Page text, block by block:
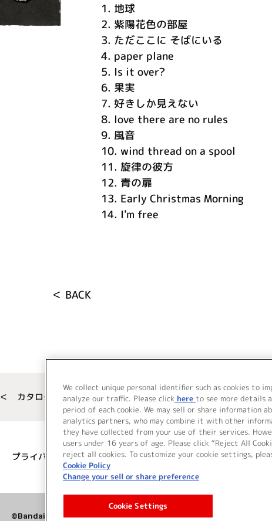
1. 地球
2. 紫陽花色の部屋
3. ただここに そばにいる
4. paper plane
5. Is it over?
6. 果実
7. 好きしか見えない
8. love there are no rules
9. 風音
10. wind thread on a spool
11. 旋律の彼方
12. 青の扉
13. Early Christmas Morning
14. I'm free
＜ BACK
＜ カタログサイト トップページへ
プライバシーポリシー 著作権／肖像権について
©Bandai Namco Music Live Inc.
We collect unique personal identifier such as cookies to
analyze our traffic. Please click here to see more details
period of each cookie. We may sell or share information
analytics partners, who may combine it with other
they have collected from your use of their services.
users under 16 years of age. Please click “Reject All
reject all cookies. To customize your cookie settings,
Cookie Policy
Change your sell or share preference
Cookie Settings